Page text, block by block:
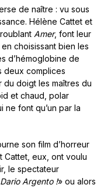
de naître : vu sous
Hélène Cattet et
Amer, font leur
choisissant bien les
d’hémoglobine de
deux complices
du doigt les maîtres du
et chaud, polar
font qu’un par la
son film d’horreur
Cattet, eux, ont voulu
le spectateur
Argento !» ou alors